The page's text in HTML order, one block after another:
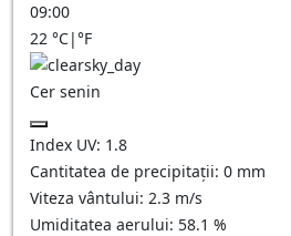
09:00
22 °C|°F
Cer senin
Index UV: 1.8
Cantitatea de precipitații: 0 mm
Viteza vântului: 2.3 m/s
Umiditatea aerului: 58.1 %